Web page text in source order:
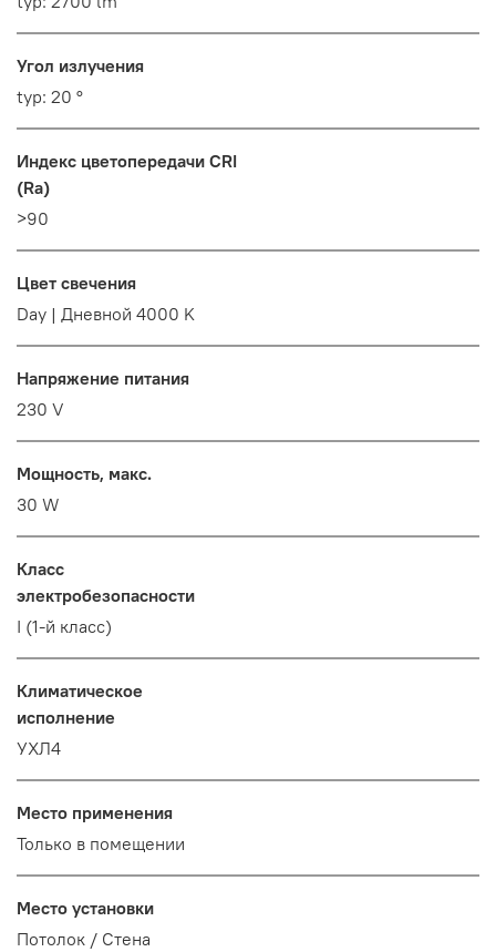
Угол излучения
typ: 20 °
Индекс цветопередачи CRI
(Ra)
>90
Цвет свечения
Day | Дневной 4000 K
Напряжение питания
230 V
Мощность, макс.
30 W
Класс
электробезопасности
I (1-й класс)
Климатическое
исполнение
УХЛ4
Место применения
Только в помещении
Место установки
Потолок / Cтена